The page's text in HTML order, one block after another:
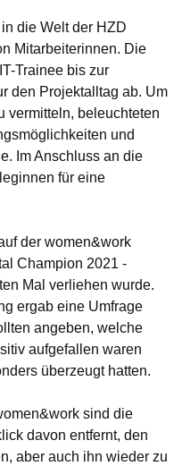
die Welt der HZD
Mitarbeiterinnen. Die
Trainee bis zur
den Projektalltag ab. Um
vermitteln, beleuchteten
und
Im Anschluss an die
für eine
der women&work
Champion 2021 -
Mal verliehen wurde.
ergab eine Umfrage
angeben, welche
aufgefallen waren
überzeugt hatten.
sind die
davon entfernt, den
aber auch ihn wieder zu